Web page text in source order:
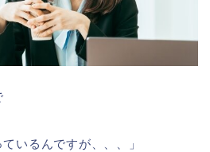
いるんですが、、、」